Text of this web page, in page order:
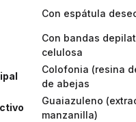
Con espátula
Con bandas
celulosa
Colofonia (resina
de abejas
Guaiazuleno
manzanilla)